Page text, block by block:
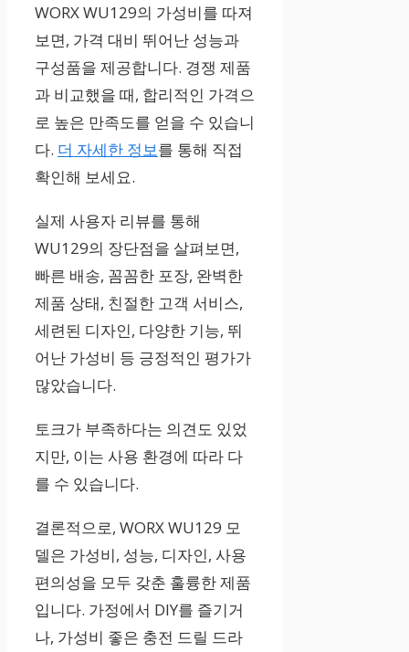
WORX WU129의 가성비를 따져
보면, 가격 대비 뛰어난 성능과
구성품을 제공합니다. 경쟁 제품
과 비교했을 때, 합리적인 가격으
로 높은 만족도를 얻을 수 있습니
다. 더 자세한 정보를 통해 직접
확인해 보세요.
실제 사용자 리뷰를 통해
WU129의 장단점을 살펴보면,
빠른 배송, 꼼꼼한 포장, 완벽한
제품 상태, 친절한 고객 서비스,
세련된 디자인, 다양한 기능, 뛰
어난 가성비 등 긍정적인 평가가
많았습니다.
토크가 부족하다는 의견도 있었
지만, 이는 사용 환경에 따라 다
를 수 있습니다.
결론적으로, WORX WU129 모
델은 가성비, 성능, 디자인, 사용
편의성을 모두 갖춘 훌륭한 제품
입니다. 가정에서 DIY를 즐기거
나, 가성비 좋은 충전 드릴 드라